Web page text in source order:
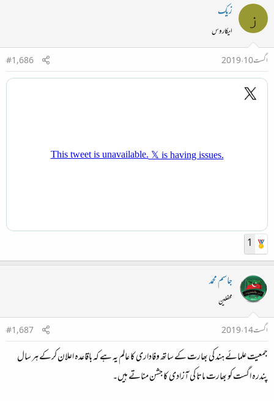
ز زیک
ایکاروس
اگست 10، 2019
#1,686
1
جاسم محمد
محفلین
اگست 14، 2019
#1,687
جمعیت علمائے ہند کی بھارت کے ساتھ وفاداری کا عالم یہ ہے کہ باقاعدہ اعلان کرکے ہر سال
پندرہ اگست کو بھارت ماتا کی آزادی کا جشن مناتے ہیں۔